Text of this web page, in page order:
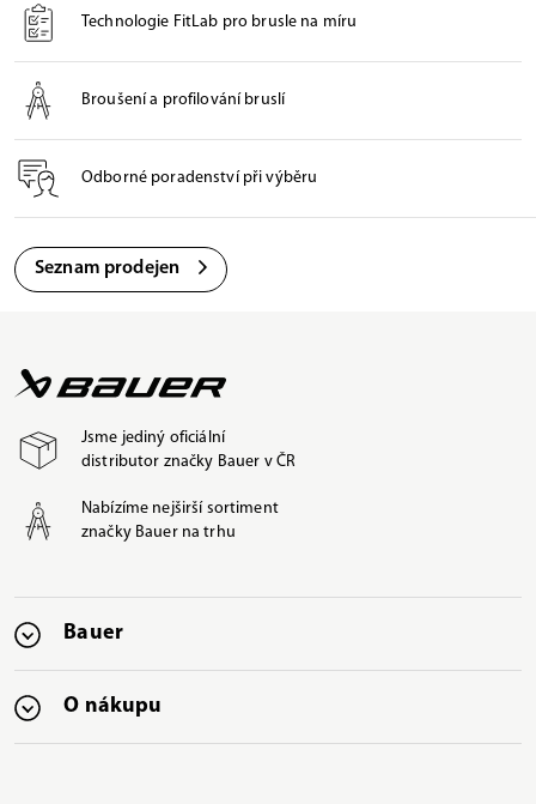
Technologie FitLab pro brusle na míru
Broušení a profilování bruslí
Odborné poradenství při výběru
Seznam prodejen
Jsme jediný oficiální
distributor značky Bauer v ČR
Nabízíme nejširší sortiment
značky Bauer na trhu
Bauer
O nákupu